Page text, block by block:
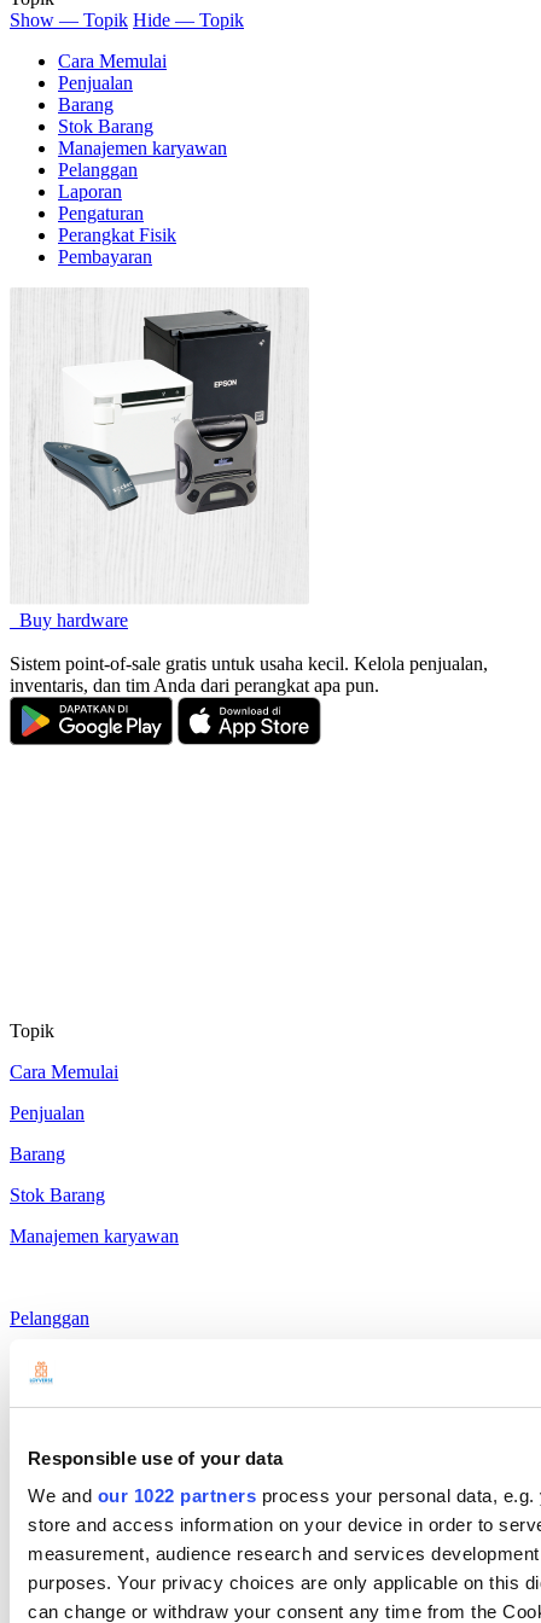
Responsible use of your data
We and our 1022 partners process your personal data,
store and access information on your device in order to
measurement, audience research and services
purposes. Your privacy choices are only applicable on this
can change or withdraw your consent any time from the
Show — Topik Hide — Topik
Cara Memulai
Penjualan
Barang
Stok Barang
Manajemen karyawan
Pelanggan
Laporan
Pengaturan
Perangkat Fisik
Pembayaran
Buy hardware
Sistem point-of-sale gratis untuk usaha kecil. Kelola penjualan,
inventaris, dan tim Anda dari perangkat apa pun.
Topik
Cara Memulai
Penjualan
Barang
Stok Barang
Manajemen karyawan
Pelanggan
Laporan
Produk
Loyverse POS
Dashboard